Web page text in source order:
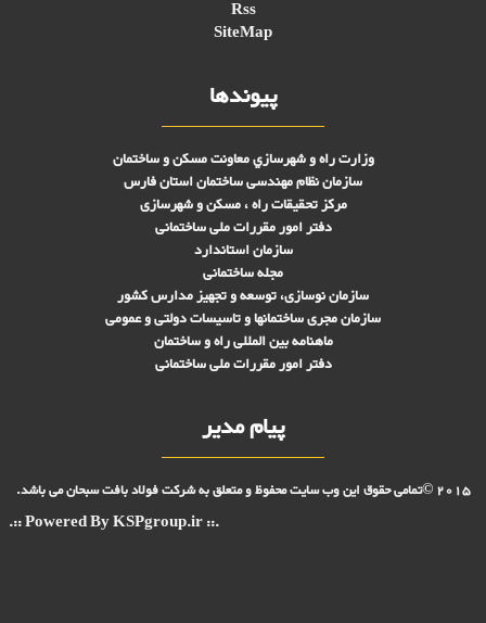
Rss
SiteMap
پیوندها
وزارت راه و شهرسازي معاونت مسکن و ساختمان
سازمان نظام مهندسی ساختمان استان فارس
مرکز تحقیقات راه ، مسکن و شهرسازی
دفتر امور مقررات ملی ساختمانی
سازمان استاندارد
مجله ساختمانی
سازمان نوسازی، توسعه و تجهیز مدارس کشور
سازمان مجری ساختمانها و تاسيسات دولتی و عمومی
ماهنامه بین المللی راه و ساختمان
دفتر امور مقررات ملی ساختمانی
پیام مدیر
2015 ©تمامی حقوق این وب سایت محفوظ و متعلق به شرکت فولاد بافت سبحان می باشد.
.:: Powered By KSPgroup.ir ::.